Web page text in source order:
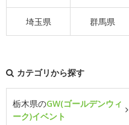
埼玉県 群馬県
カテゴリから探す
栃木県のGW(ゴールデンウィ
ーク)イベント